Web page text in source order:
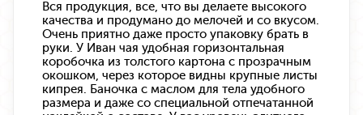
Вся продукция, все, что вы делаете высокого
качества и продумано до мелочей и со вкусом.
Очень приятно даже просто упаковку брать в
руки. У Иван чая удобная горизонтальная
коробочка из толстого картона с прозрачным
окошком, через которое видны крупные листы
кипрея. Баночка с маслом для тела удобного
размера и даже со специальной отпечатанной